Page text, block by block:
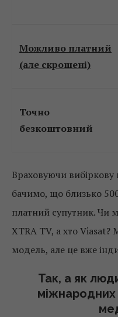
Можливо платний
(але скрошені)
Точно
безкоштовний
Враховуючи
бачимо, що близько
платний супутник. Чи
XTRA TV, а хто Viasat?
модель, але це вже
Так, а як
міжнародних